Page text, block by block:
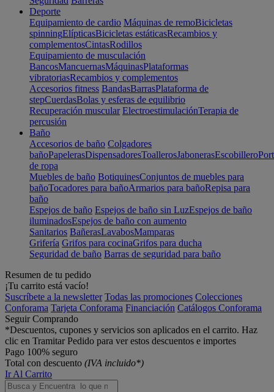
Deporte
Equipamiento de cardio Máquinas de remoBicicletas
spinningElípticasBicicletas estáticasRecambios y
complementosCintasRodillos
Equipamiento de musculación
BancosMancuernasMáquinasPlataformas
vibratoriasRecambios y complementos
Accesorios fitness BandasBarrasPlataforma de
stepCuerdasBolas y esferas de equilibrio
Recuperación muscular ElectroestimulaciónTerapia de
percusión
Baño
Accesorios de baño Colgadores
bañoPapelerasDispensadoresToallerosJabonerasEscobillero
de ropa
Muebles de baño BotiquinesConjuntos de muebles para
bañoTocadores para bañoArmarios para bañoRepisa para
baño
Espejos de baño Espejos de baño sin LuzEspejos de baño
iluminadosEspejos de baño con aumento
Sanitarios BañerasLavabosMamparas
Grifería Grifos para cocinaGrifos para ducha
Seguridad de baño Barras de seguridad para baño
Resumen de tu pedido
¡Tu carrito está vacío!
Suscríbete a la newsletter Todas las promociones Colecciones
Conforama Tarjeta Conforama Financiación Catálogos Conforama
Seguir Comprando
*Descuentos, cupones y servicios son aplicados en el carrito. Haz
clic en Tramitar Pedido para ver estos descuentos e importes
Pago 100% seguro
Total con descuento (IVA incluido*)
Ir Al Carrito